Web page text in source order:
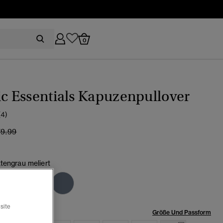
0
Essentials Kapuzenpullover
wurde reduziert von
bis
meliert
Ausgewählt
Größe Und Passform